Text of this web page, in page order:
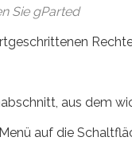
Sie gParted
aus dem
auf die